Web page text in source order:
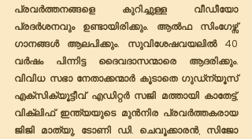
പ്രവർത്തനങ്ങളെ കുറിച്ചുള്ള വീഡീയോ
പ്രദർശനവും ഉണ്ടായിരിക്കും. ആൽഫ സിംഗേഴ്സ്
ഗാനങ്ങൾ ആലപിക്കും. സുവിശേഷവയലിൽ 40
വർഷം പിന്നിട്ട ദൈവദാസന്മാരെ ആദരിക്കും.
വിവിധ സഭാ നേതാക്കന്മാർ കൂടാതെ ഗുഡ്‌ന്യൂസ്
എക്സിക്യൂട്ടീവ് എഡിറ്റർ സജി മത്തായി കാതേട്ട്,
വിക്ലിഫ് ഇന്ത്യയുടെ മുൻനിര പ്രവർത്തകരായ
ജിജി മാത്യു, ടോണി ഡി. ചെവൂക്കാരൻ, സിജോ